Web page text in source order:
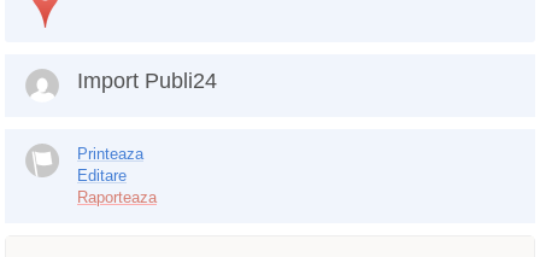
Import Publi24
Printeaza
Editare
Raporteaza